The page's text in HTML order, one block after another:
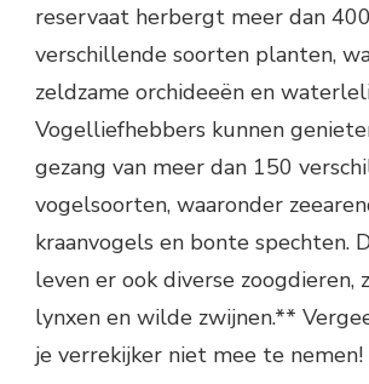
reservaat herbergt meer dan 400
verschillende soorten planten,
zeldzame orchideeën en
Vogelliefhebbers kunnen
gezang van meer dan 150
vogelsoorten, waaronder
kraanvogels en bonte spechten.
leven er ook diverse zoogdieren,
lynxen en wilde zwijnen.**
je verrekijker niet mee te nemen!